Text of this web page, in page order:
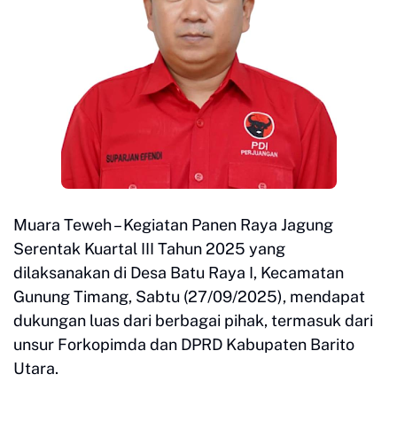
Muara Teweh – Kegiatan Panen Raya Jagung
Serentak Kuartal III Tahun 2025 yang
dilaksanakan di Desa Batu Raya I, Kecamatan
Gunung Timang, Sabtu (27/09/2025), mendapat
dukungan luas dari berbagai pihak, termasuk dari
unsur Forkopimda dan DPRD Kabupaten Barito
Utara.